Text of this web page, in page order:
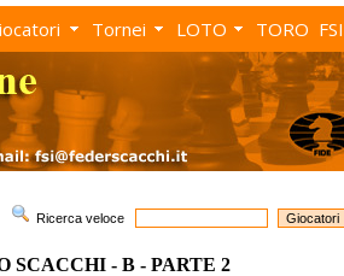
Tornei LOTO TORO
Ricerca veloce
SCACCHI - B - PARTE 2